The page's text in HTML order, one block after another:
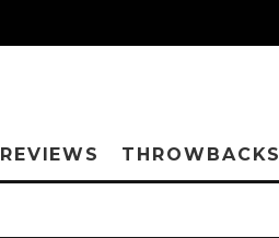
REVIEWS THROWBACKS